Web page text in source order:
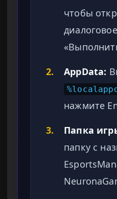
чтобы
2.
AppData:
нажмите
3.
Папка
папку с